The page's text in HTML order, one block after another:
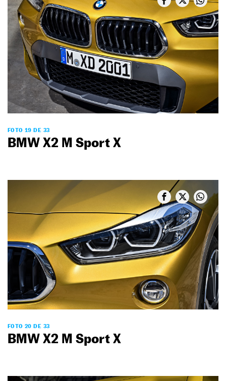
FOTO 19 DE 33
BMW X2 M Sport X
FOTO 20 DE 33
BMW X2 M Sport X